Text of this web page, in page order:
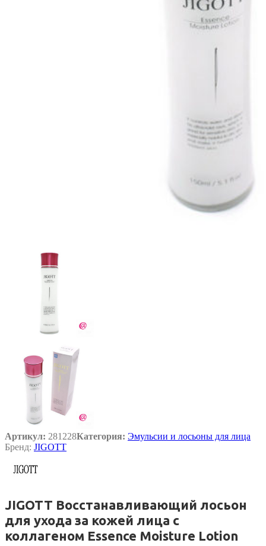
Артикул: 281228Категория: Эмульсии и лосьоны для лица
Бренд: JIGOTT
JIGOTT Восстанавливающий лосьон
для ухода за кожей лица с
коллагеном Essence Moisture Lotion